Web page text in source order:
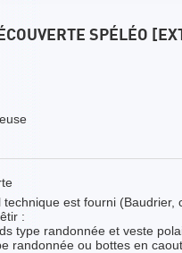
SPÉLÉO
technique est fourni
:
type randonnée et veste
randonnée ou bottes en